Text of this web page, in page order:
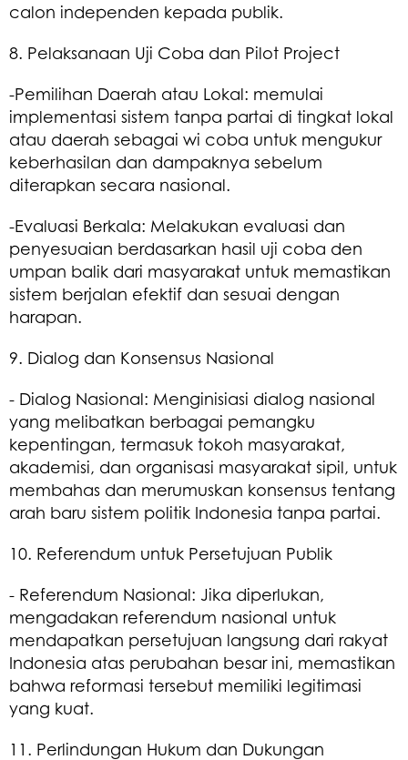
calon independen kepada publik.
8. Pelaksanaan Uji Coba dan Pilot Project
-Pemilihan Daerah atau Lokal: memulai
implementasi sistem tanpa partai di tingkat lokal
atau daerah sebagai wi coba untuk mengukur
keberhasilan dan dampaknya sebelum
diterapkan secara nasional.
-Evaluasi Berkala: Melakukan evaluasi dan
penyesuaian berdasarkan hasil uji coba den
umpan balik dari masyarakat untuk memastikan
sistem berjalan efektif dan sesuai dengan
harapan.
9. Dialog dan Konsensus Nasional
- Dialog Nasional: Menginisiasi dialog nasional
yang melibatkan berbagai pemangku
kepentingan, termasuk tokoh masyarakat,
akademisi, dan organisasi masyarakat sipil, untuk
membahas dan merumuskan konsensus tentang
arah baru sistem politik Indonesia tanpa partai.
10. Referendum untuk Persetujuan Publik
- Referendum Nasional: Jika diperlukan,
mengadakan referendum nasional untuk
mendapatkan persetujuan langsung dari rakyat
Indonesia atas perubahan besar ini, memastikan
bahwa reformasi tersebut memiliki legitimasi
yang kuat.
11. Perlindungan Hukum dan Dukungan